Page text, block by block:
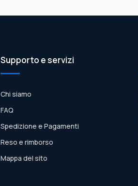
Supporto e servizi
Chi siamo
FAQ
Spedizione e Pagamenti
Reso e rimborso
Mappa del sito